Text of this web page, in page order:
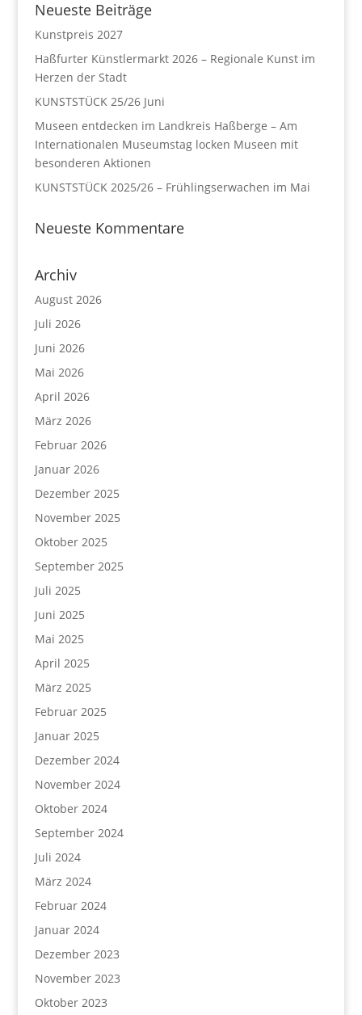
Neueste Beiträge
Kunstpreis 2027
Haßfurter Künstlermarkt 2026 – Regionale Kunst im
Herzen der Stadt
KUNSTSTÜCK 25/26 Juni
Museen entdecken im Landkreis Haßberge – Am
Internationalen Museumstag locken Museen mit
besonderen Aktionen
KUNSTSTÜCK 2025/26 – Frühlingserwachen im Mai
Neueste Kommentare
Archiv
August 2026
Juli 2026
Juni 2026
Mai 2026
April 2026
März 2026
Februar 2026
Januar 2026
Dezember 2025
November 2025
Oktober 2025
September 2025
Juli 2025
Juni 2025
Mai 2025
April 2025
März 2025
Februar 2025
Januar 2025
Dezember 2024
November 2024
Oktober 2024
September 2024
Juli 2024
März 2024
Februar 2024
Januar 2024
Dezember 2023
November 2023
Oktober 2023